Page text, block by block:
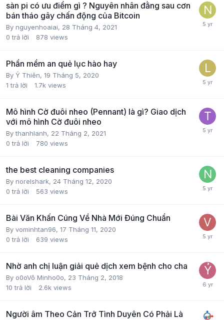
sàn pi có ưu điểm gì ? Nguyên nhân đằng sau cơn
bán tháo gây chấn động của Bitcoin
By nguyenhoaiai, 28 Tháng 4, 2021
0 trả lời 878 views
Phần mềm an quẻ lục hào hay
By Ỷ Thiên, 19 Tháng 5, 2020
1 trả lời 1.7k views
Mô hình Cờ đuôi nheo (Pennant) là gì? Giao dịch
với mô hình Cờ đuôi nheo
Bythanhlanh, 22 Tháng 2, 2021
0 trả lời 780 views
the best cleaning companies
By norelshark, 24 Tháng 12, 2020
0 trả lời 563 views
Bài Văn Khấn Cúng Về Nhà Mới Đúng Chuẩn
By vominhtan96, 17 Tháng 11, 2020
0 trả lời 639 views
Nhờ anh chị luận giải quẻ dịch xem bệnh cho cha
By o0oVô Minho0o, 23 Tháng 2, 2018
10 trả lời 2.6k views
Người âm Theo Cản Trở Tình Duyên Có Phải Là